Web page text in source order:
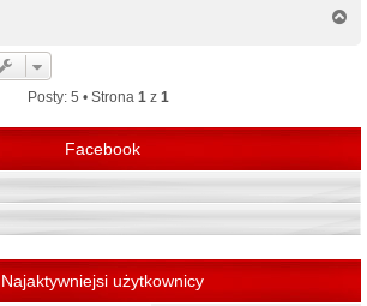
Posty: 5 • Strona 1 z 1
Facebook
Najaktywniejsi użytkownicy